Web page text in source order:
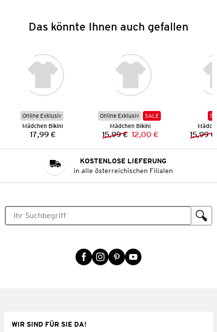
Das könnte Ihnen auch gefallen
Online Exklusiv
Mädchen Bikini
Preis:
17,99 €
Online Exklusiv
SALE
Mädchen Bikini
Vorheriger Preis:
15,99 € Neuer Preis:
12,00 € 15,99 €
KOSTENLOSE LIEFERUNG
in alle österreichischen Filialen
WIR SIND FÜR SIE DA!